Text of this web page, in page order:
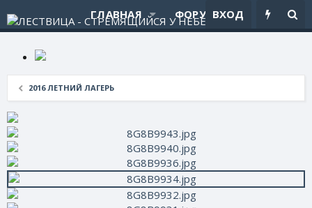
ГЛАВНАЯ ФОРУМЫ ЧТО
ВХОД
2016 ЛЕТНИЙ ЛАГЕРЬ